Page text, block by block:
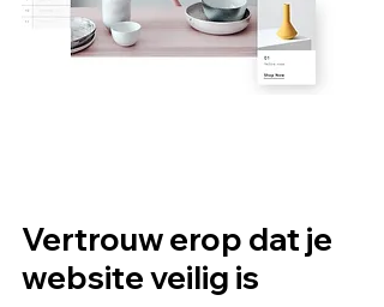
Vertrouw erop dat je
website veilig is